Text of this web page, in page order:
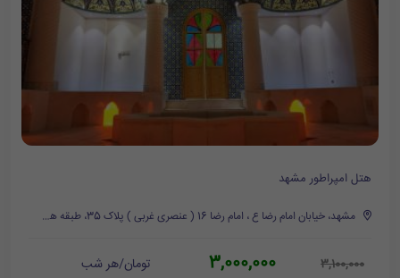
هتل امپراطور مشهد
مشهد، خیابان امام رضا ع ، امام رضا 16 ( عنصری غربی ) پلاک 35، طبقه همکف
3,100,000
3,000,000 تومان/هر شب